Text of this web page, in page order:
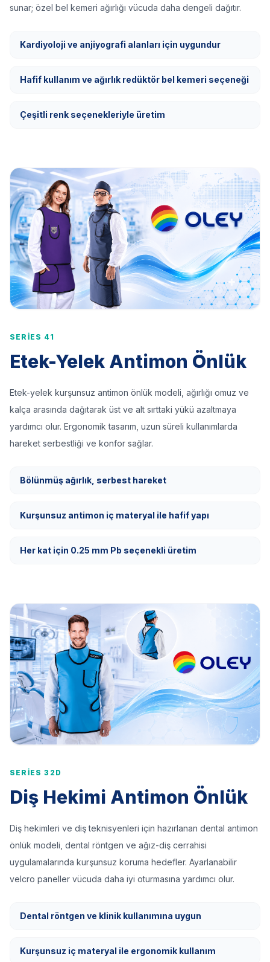
sunar; özel bel kemeri ağırlığı vücuda daha dengeli dağıtır.
Kardiyoloji ve anjiyografi alanları için uygundur
Hafif kullanım ve ağırlık redüktör bel kemeri seçeneği
Çeşitli renk seçenekleriyle üretim
SERIES 41
Etek-Yelek Antimon Önlük
Etek-yelek kurşunsuz antimon önlük modeli, ağırlığı omuz ve
kalça arasında dağıtarak üst ve alt sırttaki yükü azaltmaya
yardımcı olur. Ergonomik tasarım, uzun süreli kullanımlarda
hareket serbestliği ve konfor sağlar.
Bölünmüş ağırlık, serbest hareket
Kurşunsuz antimon iç materyal ile hafif yapı
Her kat için 0.25 mm Pb seçenekli üretim
SERIES 32D
Diş Hekimi Antimon Önlük
Diş hekimleri ve diş teknisyenleri için hazırlanan dental antimon
önlük modeli, dental röntgen ve ağız-diş cerrahisi
uygulamalarında kurşunsuz koruma hedefler. Ayarlanabilir
velcro paneller vücuda daha iyi oturmasına yardımcı olur.
Dental röntgen ve klinik kullanımına uygun
Kurşunsuz iç materyal ile ergonomik kullanım